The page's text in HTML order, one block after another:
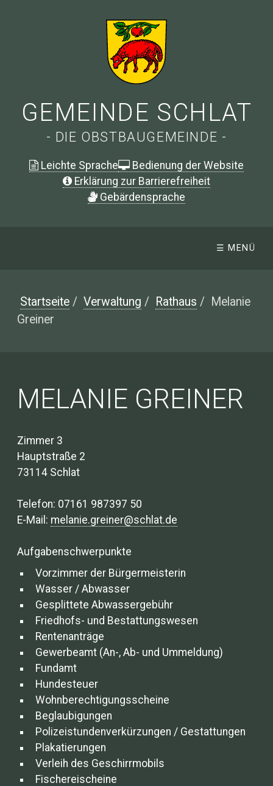
GEMEINDE SCHLAT
- DIE OBSTBAUGEMEINDE -
Leichte Sprache
Bedienung der Website
Erklärung zur Barrierefreiheit
Gebärdensprache
☰ MENÜ
Startseite / Verwaltung / Rathaus / Melanie
Greiner
MELANIE GREINER
Zimmer 3
Hauptstraße 2
73114 Schlat
Telefon: 07161 987397 50
E-Mail: melanie.greiner@schlat.de
Aufgabenschwerpunkte
Vorzimmer der Bürgermeisterin
Wasser / Abwasser
Gesplittete Abwassergebühr
Friedhofs- und Bestattungswesen
Rentenanträge
Gewerbeamt (An-, Ab- und Ummeldung)
Fundamt
Hundesteuer
Wohnberechtigungsscheine
Beglaubigungen
Polizeistundenverkürzungen / Gestattungen
Plakatierungen
Verleih des Geschirrmobils
Fischereischeine